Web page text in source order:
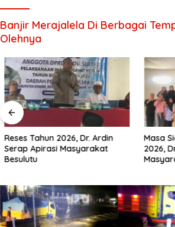
Banjir Merajalela Di Berbagai
Olehnya
Reses Tahun 2026, Dr. Ardin
Serap Apirasi Masyarakat
Besulutu
Masa
2026,